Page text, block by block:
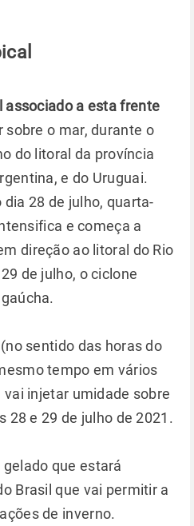
a esta frente
sobre o mar, durante o
do litoral da província
e do Uruguai.
28 de julho, quarta-
e começa a
direção ao litoral do Rio
de julho, o ciclone
sentido das horas do
tempo em vários
injetar umidade sobre
28 e 29 de julho de 2021.
que estará
Brasil que vai permitir a
de inverno.